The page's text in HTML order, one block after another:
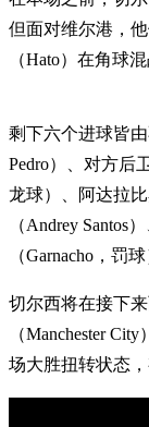
但面对维尔港，
（Hato）在角球
剩下六个进球皆
Pedro）、对方后
龙球）、阿达拉
（Andrey Santos
（Garnacho，罚
切尔西将在接下
（Manchester
场大胜扭转状态